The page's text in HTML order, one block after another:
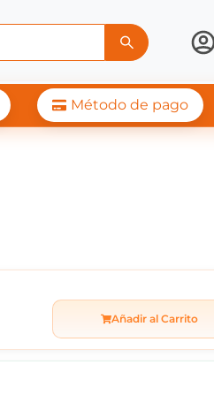
Método de pago
Añadir al Carrito